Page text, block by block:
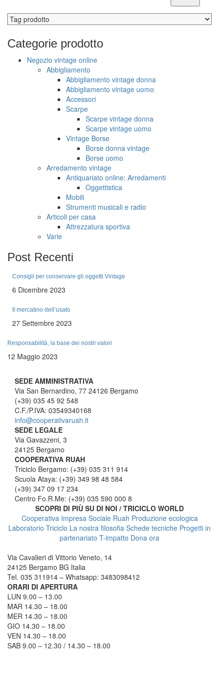
Categorie prodotto
Negozio vintage online
Abbigliamento
Abbigliamento vintage donna
Abbigliamento vintage uomo
Accessori
Scarpe
Scarpe vintage donna
Scarpe vintage uomo
Vintage Borse
Borse donna vintage
Borse uomo
Arredamento vintage
Antiquariato online: Arredamenti
Oggettistica
Mobili
Strumenti musicali e radio
Articoli per casa
Attrezzatura sportiva
Varie
Post Recenti
Consigli per conservare gli oggetti Vintage
6 Dicembre 2023
Il mercatino dell’usato
27 Settembre 2023
Responsabilità, la base dei nostri valori
12 Maggio 2023
SEDE AMMINISTRATIVA
Via San Bernardino, 77 24126 Bergamo
(+39) 035 45 92 548
C.F./P.IVA: 03549340168
info@cooperativaruah.it
SEDE LEGALE
Via Gavazzeni, 3
24125 Bergamo
COOPERATIVA RUAH
Triciclo Bergamo: (+39) 035 311 914
Scuola Ataya: (+39) 349 98 48 584
(+39) 347 09 17 234
Centro Fo.R.Me: (+39) 035 590 000 8
SCOPRI DI PIÙ SU DI NOI / TRICICLO WORLD
Cooperativa Impresa Sociale Ruah Produzione ecologica
Laboratorio Triciclo La nostra filosofia Schede tecniche Progetti in
partenariato T-impatto Dona ora
Via Cavalieri di Vittorio Veneto, 14
24125 Bergamo BG Italia
Tel. 035 311914 – Whatsapp: 3483098412
ORARI DI APERTURA
LUN 9.00 – 13.00
MAR 14.30 – 18.00
MER 14.30 – 18.00
GIO 14.30 – 18.00
VEN 14.30 – 18.00
SAB 9.00 – 12.30 / 14.30 – 18.00